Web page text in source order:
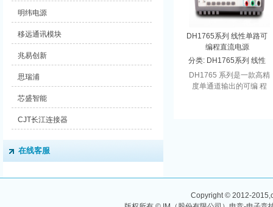
DH1765系列 线性单路可
编程直流电源
分类: DH1765系列 线性
单路可编程直流电源
DH1765 系列是一款高精
度单通道输出的可编 程
明纬电源
移远通讯模块
兆易创新
思瑞浦
芯盛智能
CJT长江连接器
在线客服
Copyright © 2012-